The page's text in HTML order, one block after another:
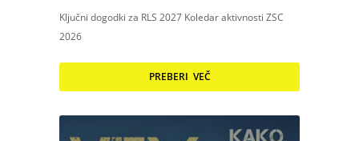
Ključni dogodki za RLS 2027 Koledar aktivnosti ZSC
2026
PREBERI VEČ